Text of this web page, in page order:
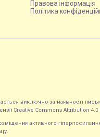
Правова інформація
Політика
виключно за наявності
Creative Commons Attribution
активного